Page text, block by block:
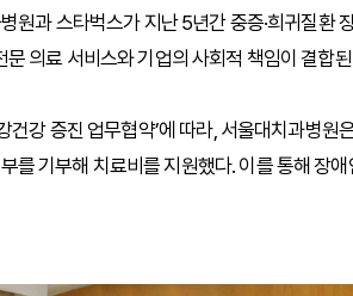
원과 스타벅스가 지난 5년간 중증·희귀질환
의료 서비스와 기업의 사회적 책임이 결합
건강 증진 업무협약’에 따라, 서울대치과병원
를 기부해 치료비를 지원했다. 이를 통해 장